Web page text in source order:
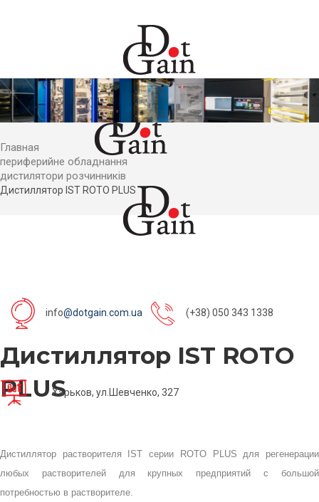
info@dotgain.com.ua (+38) 050 343 1338
Харьков, ул.Шевченко, 327
Главная
периферийне обладнання
дистилятори розчинників
Дистиллятор IST ROTO PLUS
Дистиллятор IST ROTO
PLUS
Дистиллятор растворителя IST серии ROTO PLUS для регенерации
любых растворителей для крупных предприятий с большой
потребностью в растворителе.